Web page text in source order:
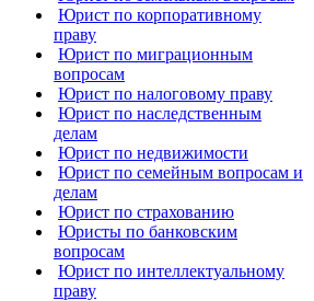
Юрист по корпоративному
праву
Юрист по миграционным
вопросам
Юрист по налоговому праву
Юрист по наследственным
делам
Юрист по недвижимости
Юрист по семейным вопросам и
делам
Юрист по страхованию
Юристы по банковским
вопросам
Юрист по интеллектуальному
праву